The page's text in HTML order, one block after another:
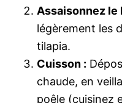
Assaisonnez le
légèrement les
tilapia.
Cuisson :
chaude, en
poêle (cuisinez